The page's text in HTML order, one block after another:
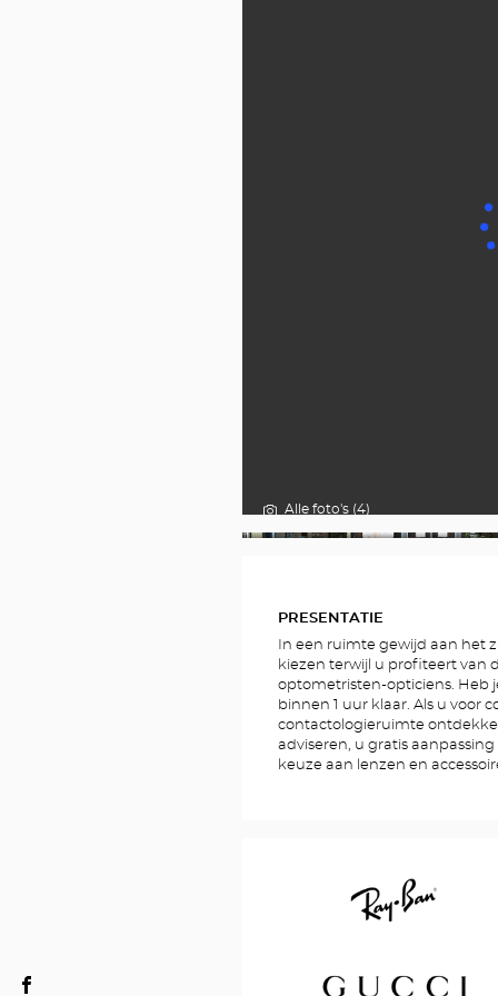
Alle foto's (4)
PRESENTATIE
In een ruimte gewijd aan het
kiezen terwijl u profiteert van
optometristen-opticiens. Heb
binnen 1 uur klaar. Als u voor
contactologieruimte
adviseren, u gratis
keuze aan lenzen en